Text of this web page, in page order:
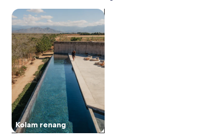
2
tamu
dewasa.
Harga
dan
ketersediaan
dapat
berubah
sewaktu-
waktu.
Ketentuan
tambahan
mungkin
berlaku.
Kolam renang
cari properti dengan kolam renang